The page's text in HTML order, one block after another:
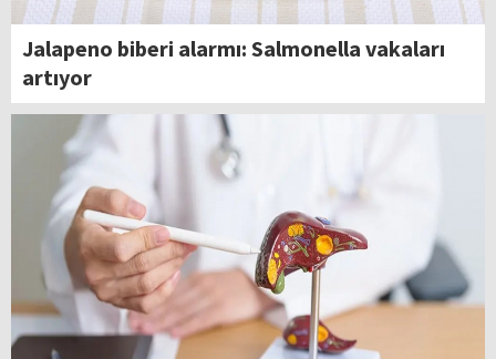
Jalapeno biberi alarmı: Salmonella vakaları
artıyor